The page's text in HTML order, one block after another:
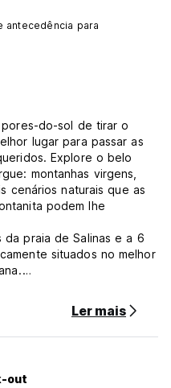
antecedência para
pores-do-sol de tirar o
lugar para passar as
Explore o belo
montanhas virgens,
cenários naturais que as
podem lhe
da praia de Salinas e a 6
situados no melhor
locais muito próximos,
por espectaculares praias
incríveis fazem da nossa
de baleias, passeios a
Ler mais
out